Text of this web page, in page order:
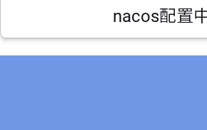
nacos配置